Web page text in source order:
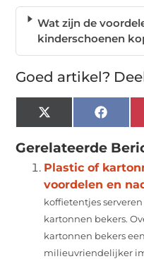
Wat zijn de
kinderschoenen
Goed artikel?
X
(Twitter)
Gerelateerde
Plastic of
voordelen en
koffietentjes
kartonnen bekers.
kartonnen bekers
milieuvriendelijker